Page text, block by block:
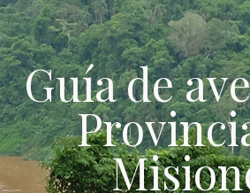
Skip to content
Guía de